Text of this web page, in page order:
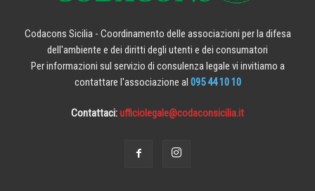
Codacons Sicilia - Coordinamento delle associazioni per la difesa
dell'ambiente e dei diritti degli utenti e dei consumatori
Per informazioni sul servizio di consulenza legale vi invitiamo a
contattare l'associazione al 095 44 10 10
Contattaci:ufficiolegale@codaconsicilia.it